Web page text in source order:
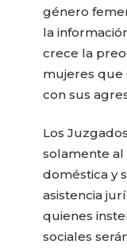
género
la
crece la
mujeres que
con sus
Los
solamente al
doméstica y
asistencia
quienes
sociales